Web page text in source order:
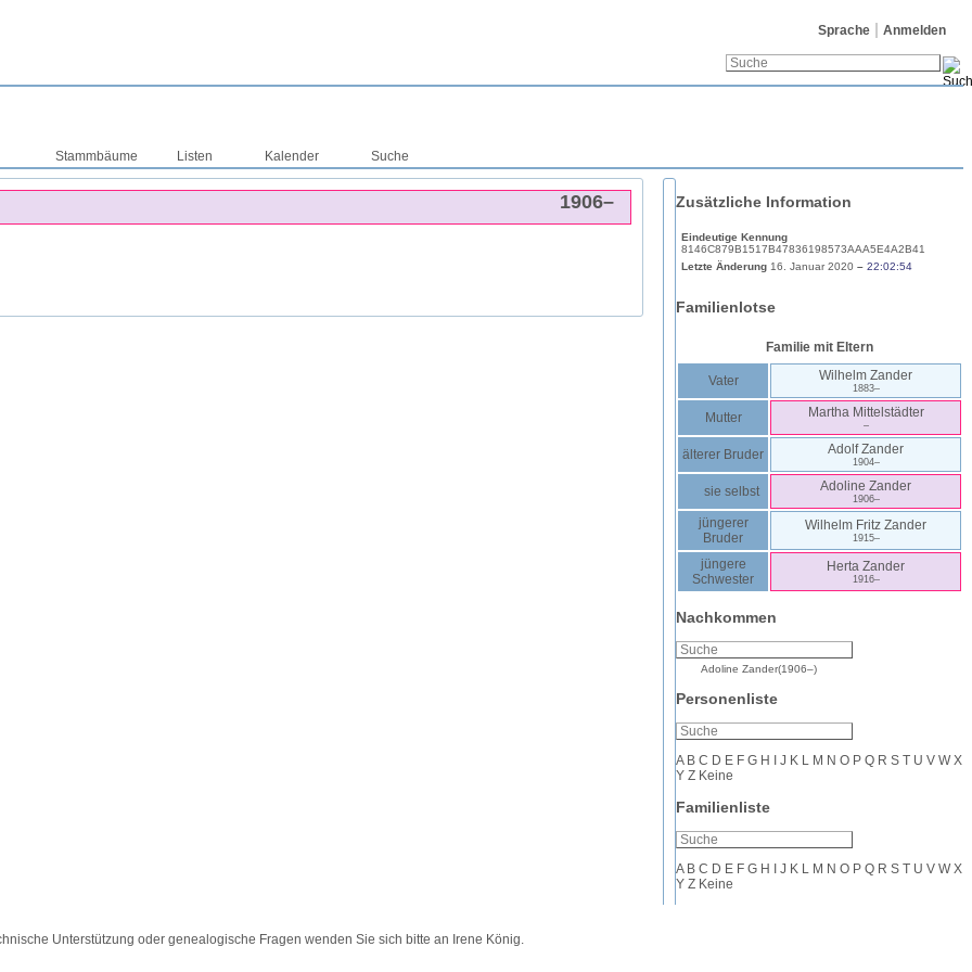
Sprache Anmelden
Stammbäume Listen Kalender Suche
1906– Zusätzliche Information
Eindeutige Kennung
8146C879B1517B47836198573AAA5E4A2B41
Letzte Änderung 16. Januar 2020 – 22:02:54
Familienlotse
Familie mit Eltern
Vater Wilhelm Zander
1883–
Mutter Martha Mittelstädter
–
älterer Bruder AdolfZander
1904–
sie selbst Adoline Zander
1906–
jüngerer
Bruder
Wilhelm Fritz Zander
1915–
jüngere
Schwester
Herta Zander
1916–
Nachkommen
Adoline Zander(1906–)
Personenliste
A B C D E F G H J K L M N O P Q R S T U V W X
Y Z Keine
Familienliste
A B C D E F G H J K L M N O P Q R S T U V W X
Y Z Keine
Unterstützung oder genealogische Fragen wenden Sie sich bitte an Irene König.